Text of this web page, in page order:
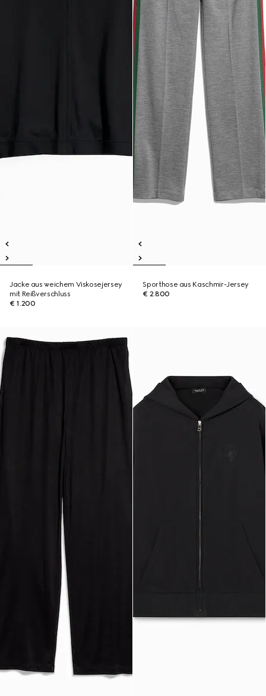
Jacke aus weichem Viskosejersey
mit Reißverschluss
€ 1.200
Sporthose aus Kaschmir-Jersey
€ 2.800